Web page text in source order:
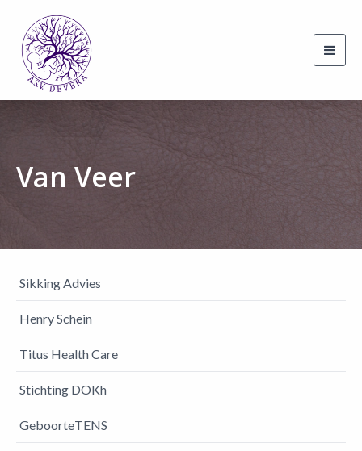
Van Veer
Sikking Advies
Henry Schein
Titus Health Care
Stichting DOKh
GeboorteTENS